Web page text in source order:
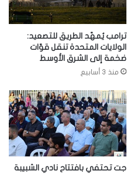
ترامب يُمهّد الطريق للتصعيد:
الولايات المتحدة تنقل قوّات
ضخمة إلى الشرق الأوسط
منذ 3 أسابيع
جت تحتفي بافتتاح نادي الشبيبة